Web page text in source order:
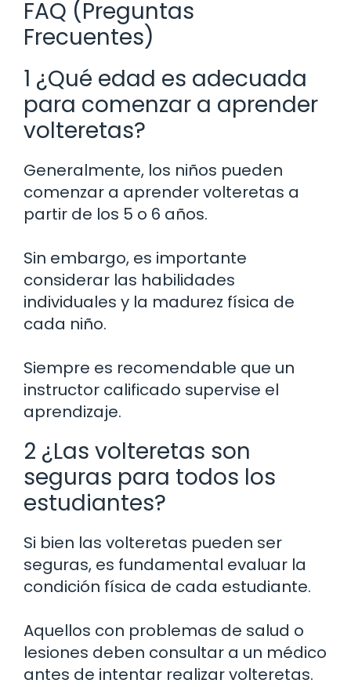
FAQ (Preguntas
Frecuentes)
1 ¿Qué edad es adecuada
para comenzar a aprender
volteretas?
Generalmente, los niños pueden
comenzar a aprender volteretas a
partir de los 5 o 6 años.
Sin embargo, es importante
considerar las habilidades
individuales y la madurez física de
cada niño.
Siempre es recomendable que un
instructor calificado supervise el
aprendizaje.
2 ¿Las volteretas son
seguras para todos los
estudiantes?
Si bien las volteretas pueden ser
seguras, es fundamental evaluar la
condición física de cada estudiante.
Aquellos con problemas de salud o
lesiones deben consultar a un médico
antes de intentar realizar volteretas.